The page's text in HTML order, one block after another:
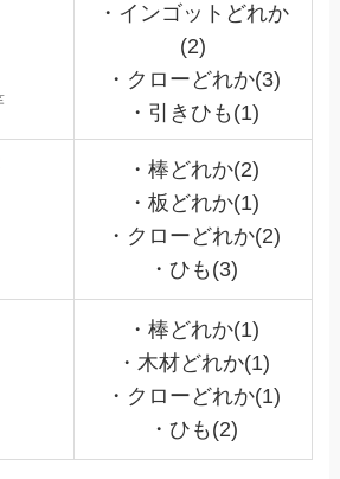
・インゴットどれか
(2)
・クローどれか(3)
・引きひも(1)
・棒どれか(2)
・板どれか(1)
・クローどれか(2)
・ひも(3)
・棒どれか(1)
・木材どれか(1)
・クローどれか(1)
・ひも(2)